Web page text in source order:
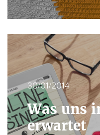
30/01/2014
Was uns
erwartet